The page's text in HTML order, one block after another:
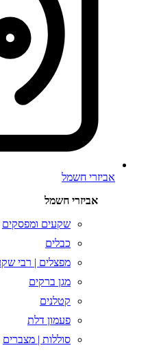
אביזרי חשמל
אביזרי חשמל
שקעים ומפסקים
כבלים
מפצלים | רבי שקעים
מגן ברקים
קטלנים
פעמון דלת
סוללות | מצברים